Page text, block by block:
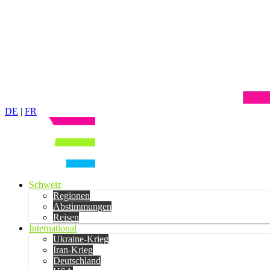
DE | FR
Schweiz
Regionen
Abstimmungen
Reisen
International
Ukraine-Krieg
Iran-Krieg
Deutschland